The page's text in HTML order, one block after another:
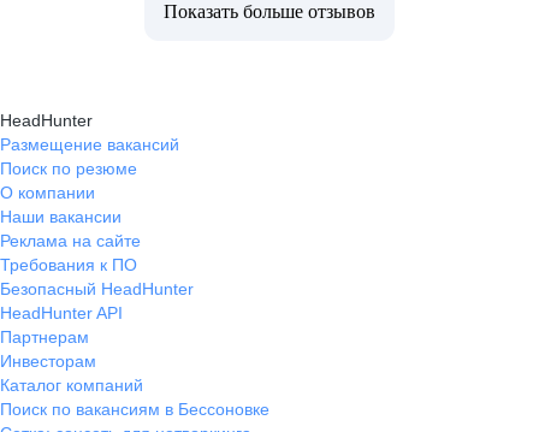
Показать больше отзывов
HeadHunter
Размещение вакансий
Поиск по резюме
О компании
Наши вакансии
Реклама на сайте
Требования к ПО
Безопасный HeadHunter
HeadHunter API
Партнерам
Инвесторам
Каталог компаний
Поиск по вакансиям в Бессоновке